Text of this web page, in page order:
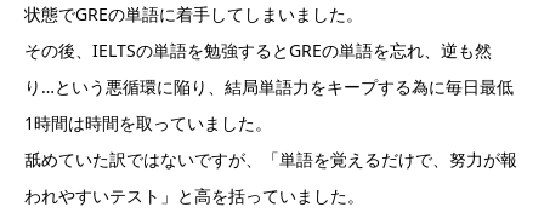
状態でGREの単語に着手してしまいました。
その後、IELTSの単語を勉強するとGREの単語を忘れ、逆も然
り…という悪循環に陥り、結局単語力をキープする為に毎日最低
1時間は時間を取っていました。
舐めていた訳ではないですが、「単語を覚えるだけで、努力が報
われやすいテスト」と高を括っていました。